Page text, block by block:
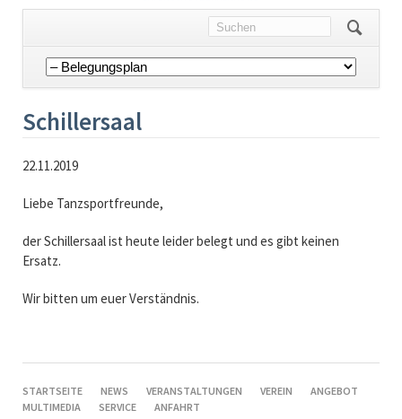
Navigation
überspringen
Schillersaal
22.11.2019
Liebe Tanzsportfreunde,
der Schillersaal ist heute leider belegt und es gibt keinen
Ersatz.
Wir bitten um euer Verständnis.
NAVIGATION
ÜBERSPRINGEN
STARTSEITE NEWS VERANSTALTUNGEN VEREIN
ANGEBOT
MULTIMEDIA
SERVICE ANFAHRT